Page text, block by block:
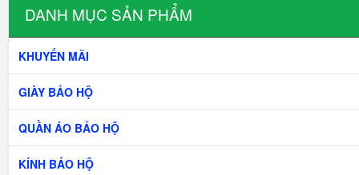
DANH MỤC SẢN PHẨM
KHUYẾN MÃI
GIÀY BẢO HỘ
QUẦN ÁO BẢO HỘ
KÍNH BẢO HỘ